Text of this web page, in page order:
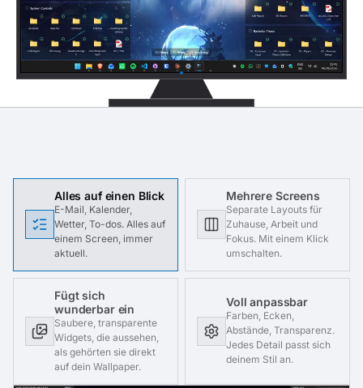
Alles auf einen Blick
E-Mail, Kalender,
Wetter, To-dos. Alles auf
einem Screen, immer
aktuell.
Mehrere Screens
Separate Layouts für
Zuhause, Arbeit und
Fokus. Mit einem Klick
umschalten.
Fügt sich
wunderbar ein
Saubere, transparente
Widgets, die aussehen,
als gehörten sie direkt
auf dein Wallpaper.
Voll anpassbar
Farben, Ecken,
Abstände, Transparenz.
Jedes Detail passt sich
deinem Stil an.